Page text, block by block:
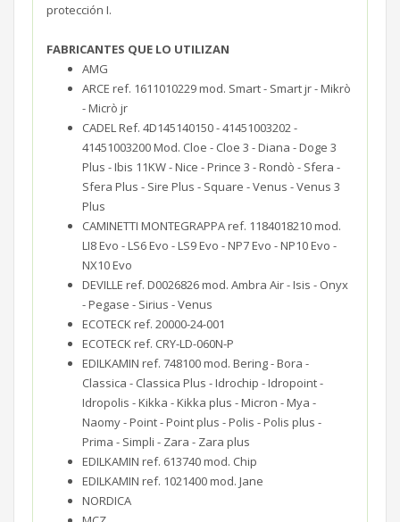
protección I.
FABRICANTES QUE LO UTILIZAN
AMG
ARCE ref. 1611010229 mod. Smart - Smart jr - Mikrò
- Micrò jr
CADEL Ref. 4D145140150 - 41451003202 -
41451003200 Mod. Cloe - Cloe 3 - Diana - Doge 3
Plus - Ibis 11KW - Nice - Prince 3 - Rondò - Sfera -
Sfera Plus - Sire Plus - Square - Venus - Venus 3
Plus
CAMINETTI MONTEGRAPPA ref. 1184018210 mod.
LI8 Evo - LS6 Evo - LS9 Evo - NP7 Evo - NP10 Evo -
NX10 Evo
DEVILLE ref. D0026826 mod. Ambra Air - Isis - Onyx
- Pegase - Sirius - Venus
ECOTECK ref. 20000-24-001
ECOTECK ref. CRY-LD-060N-P
EDILKAMIN ref. 748100 mod. Bering - Bora -
Classica - Classica Plus - Idrochip - Idropoint -
Idropolis - Kikka - Kikka plus - Micron - Mya -
Naomy - Point - Point plus - Polis - Polis plus -
Prima - Simpli - Zara - Zara plus
EDILKAMIN ref. 613740 mod. Chip
EDILKAMIN ref. 1021400 mod. Jane
NORDICA